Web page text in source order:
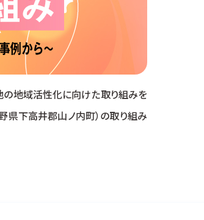
の地域活性化に向けた取り組みを
県下高井郡山ノ内町）の取り組み